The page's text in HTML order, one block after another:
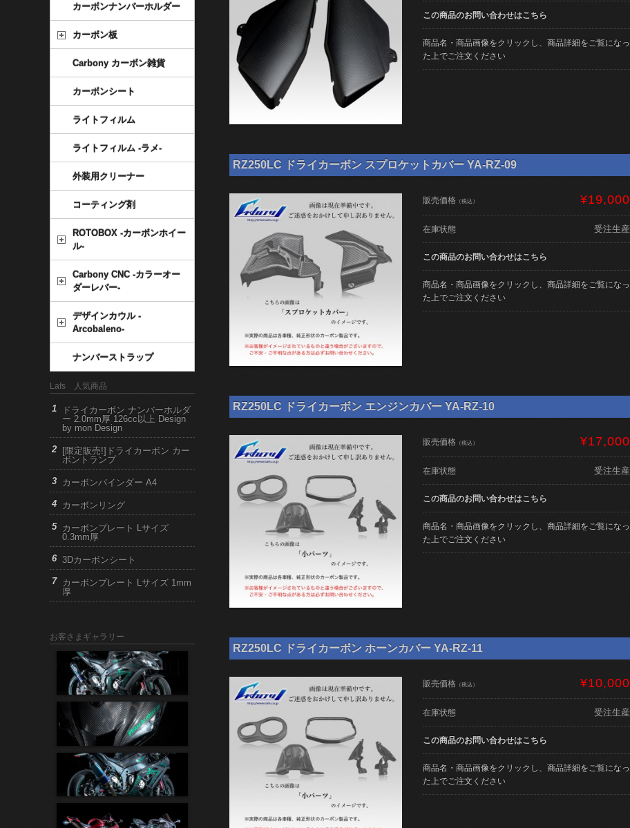
この商品のお問い合わせはこちら
商品名・商品画像をクリックし、商品詳細をご覧になっ
た上でご注文ください
RZ250LC ドライカーボン スプロケットカバー YA-RZ-09
販売価格 （税込） ¥19,000
在庫状態 受注生産
この商品のお問い合わせはこちら
商品名・商品画像をクリックし、商品詳細をご覧になっ
た上でご注文ください
RZ250LC ドライカーボン エンジンカバー YA-RZ-10
販売価格 （税込） ¥17,000
在庫状態 受注生産
この商品のお問い合わせはこちら
商品名・商品画像をクリックし、商品詳細をご覧になっ
た上でご注文ください
RZ250LC ドライカーボン ホーンカバー YA-RZ-11
販売価格 （税込） ¥10,000
在庫状態 受注生産
この商品のお問い合わせはこちら
商品名・商品画像をクリックし、商品詳細をご覧になっ
た上でご注文ください
カーボンナンバーホルダー
カーボン板
Carbony カーボン雑貨
カーボンシート
ライトフィルム
ライトフィルム -ラメ-
外装用クリーナー
コーティング剤
ROTOBOX -カーボンホイー
ル-
Carbony CNC -カラーオー
ダーレバー-
デザインカウル -
Arcobaleno-
ナンバーストラップ
Lafs 人気商品
ドライカーボン ナンバーホルダ
ー 2.0mm厚 126cc以上 Design
by mon Design
[限定販売!]ドライカーボン カー
ボントランプ
カーボンバインダー A4
カーボンリング
カーボンプレート Lサイズ
0.3mm厚
3Dカーボンシート
カーボンプレート Lサイズ 1mm
厚
お客さまギャラリー